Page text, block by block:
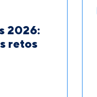
2026:
retos